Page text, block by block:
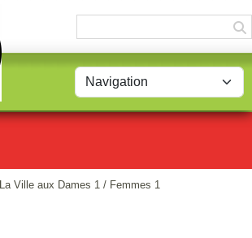
La Ville aux Dames 1 / Femmes 1